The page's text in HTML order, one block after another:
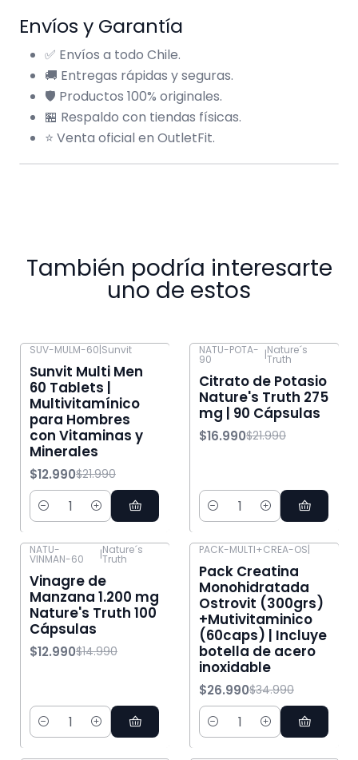
Envíos y Garantía
✅ Envíos a todo Chile.
🚚 Entregas rápidas y seguras.
🛡️ Productos 100% originales.
🏪 Respaldo con tiendas físicas.
⭐ Venta oficial en OutletFit.
También podría interesarte
uno de estos
SUV-MULM-60|Sunvit
Sunvit Multi Men
60 Tablets |
Multivitamínico
para Hombres
con Vitaminas y
Minerales
$12.990$21.990
Cantidad
-23% OFF
NATU-POTA-
90 |Nature´s
Truth
Citrato de Potasio
Nature's Truth 275
mg | 90 Cápsulas
$16.990$21.990
Cantidad
-13% OFF
NATU-
VINMAN-60 |Nature´s
Truth
Vinagre de
Manzana 1.200 mg
Nature's Truth 100
Cápsulas
$12.990$14.990
Cantidad
PACK-MULTI+CREA-OS|
Pack Creatina
Monohidratada
Ostrovit (300grs)
+Mutivitaminico
(60caps) | Incluye
botella de acero
inoxidable
$26.990$34.990
Cantidad